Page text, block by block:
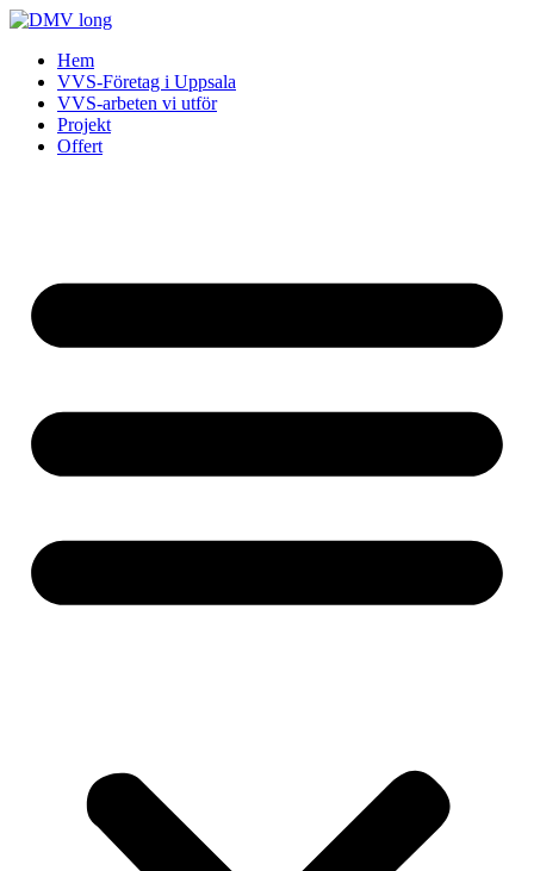
Skip
contentHem
VVS-Företag i Uppsala
VVS-arbeten vi utför
Projekt
Offert